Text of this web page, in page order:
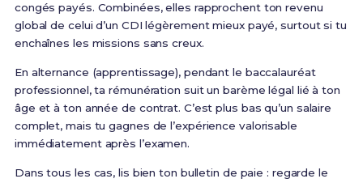
congés payés. Combinées, elles rapprochent ton revenu
global de celui d’un CDI légèrement mieux payé, surtout si tu
enchaînes les missions sans creux.
En alternance (apprentissage), pendant le baccalauréat
professionnel, ta rémunération suit un barème légal lié à ton
âge et à ton année de contrat. C’est plus bas qu’un salaire
complet, mais tu gagnes de l’expérience valorisable
immédiatement après l’examen.
Dans tous les cas, lis bien ton bulletin de paie : regarde le